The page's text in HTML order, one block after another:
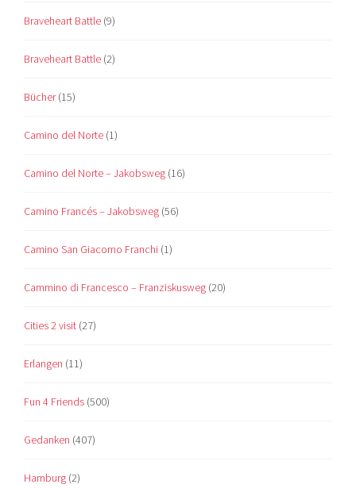
Braveheart Battle (9)
Braveheart Battle (2)
Bücher(15)
Camino del Norte (1)
Camino del Norte – Jakobsweg (16)
Camino Francés – Jakobsweg (56)
Camino San Giacomo Franchi (1)
Cammino di Francesco – Franziskusweg (20)
Cities 2 visit (27)
Erlangen (11)
Fun 4 Friends (500)
Gedanken (407)
Hamburg (2)